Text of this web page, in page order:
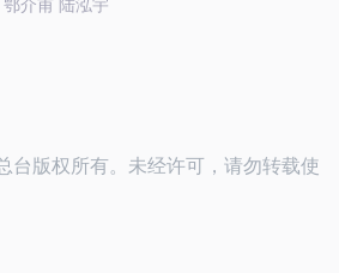
台版权所有。未经许可，请勿转载使